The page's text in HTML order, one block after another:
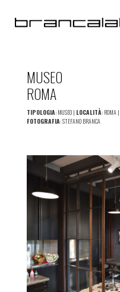
MUSEO
ROMA
TIPOLOGIA: MUSEO | LOCALITÀ: ROMA |
FOTOGRAFIA: STEFANO BRANCA